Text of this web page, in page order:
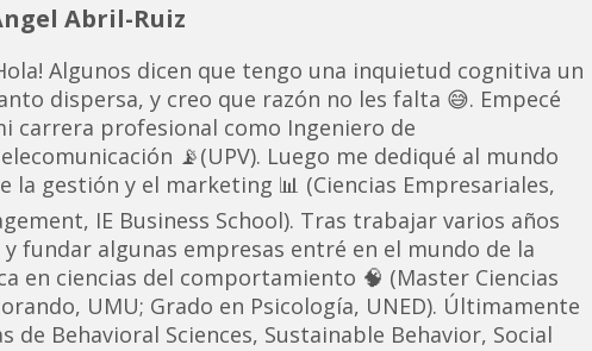
Abril-Ruiz
Algunos dicen que tengo una inquietud cognitiva un
dispersa, y creo que razón no les falta 😅. Empecé
carrera profesional como Ingeniero de
📡(UPV). Luego me dediqué al mundo
la gestión y el marketing 📊 (Ciencias Empresariales,
IE Business School). Tras trabajar varios años
fundar algunas empresas entré en el mundo de la
en ciencias del comportamiento 🧠 (Master Ciencias
UMU; Grado en Psicología, UNED). Últimamente
de Behavioral Sciences, Sustainable Behavior, Social